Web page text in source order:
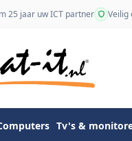
25 jaar uw ICT partner Veilig
Tv's &